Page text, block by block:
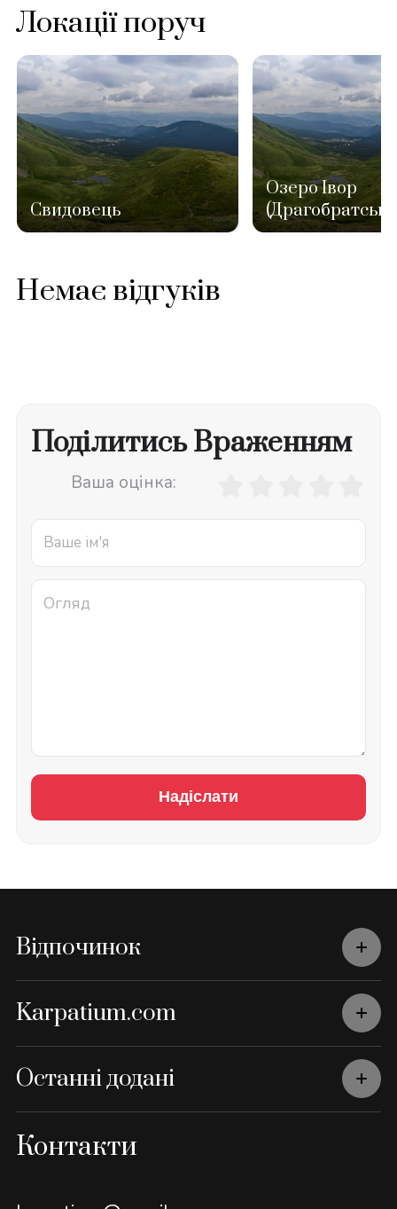
Локації поруч
Свидовець
Озеро Івор
Немає відгуків
Поділитись Враженням
Ваша оцінка:
Надіслати
Відпочинок
Karpatium.com
Останні додані
Контакти